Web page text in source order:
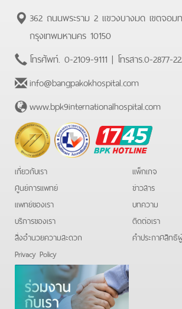
362 ถนนพระราม 2 แขวงบางมด เขตจอม
กรุงเทพมหานคร 10150
โทรศัพท์. 0-2109-9111 | โทรสาร.0-2877-
info@bangpakokhospital.com
www.bpk9internationalhospital.com
BPK
Hotline
เกี่ยวกับเรา
ศูนย์การแพทย์
แพทย์ของเรา
บริการของเรา
สิ่งอำนวยความสะดวก
Privacy Policy
แพ็กเกจ
ข่าวสาร
บทความ
ติดต่อเรา
คําประกาศสิทธิ